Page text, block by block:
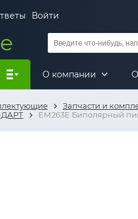
Войти
О компании
Запчасти и
ЕМ263Е Биполярный